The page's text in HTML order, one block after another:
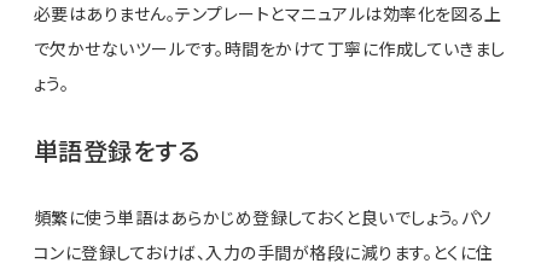
必要はありません。テンプレートとマニュアルは効率化を図る上
で欠かせないツールです。時間をかけて丁寧に作成していきまし
ょう。
単語登録をする
頻繁に使う単語はあらかじめ登録しておくと良いでしょう。パソ
コンに登録しておけば、入力の手間が格段に減ります。とくに住